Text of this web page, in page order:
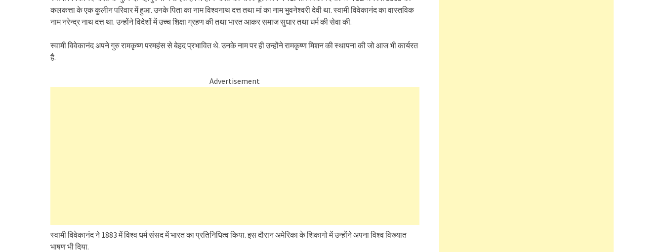
कलकत्ता के एक कुलीन परिवार में हुआ. उनके पिता का नाम विश्वनाथ दत्त तथा मां का नाम भुवनेश्वरी देवी था. स्वामी विवेकानंद का वास्तविक
नाम नरेन्द्र नाथ दत्त था. उन्होंने विदेशों में उच्च शिक्षा ग्रहण की तथा भारत आकर समाज सुधार तथा धर्म की सेवा की.
स्वामी विवेकानंद अपने गुरु रामकृष्ण परमहंस से बेहद प्रभावित थे. उनके नाम पर ही उन्होंने रामकृष्ण मिशन की स्थापना की जो आज भी कार्यरत
है.
Advertisement
स्वामी विवेकानंद ने 1883 में विश्व धर्म संसद में भारत का प्रतिनिधित्व किया. इस दौरान अमेरिका के शिकागो में उन्होंने अपना विश्व विख्यात
भाषण भी दिया.